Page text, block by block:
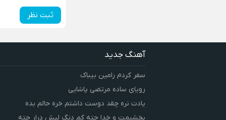
ثبت نظر
آهنگ جدید
سفر کردم رامین بیباک
رویای ساده مرتضی پاشایی
یادت نره چقد دوست داشتم خره حالم بده
بخشیمت و خدا چته کم دنگ لیش درار چته